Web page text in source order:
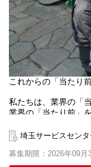
これからの「当たり
私たちは、業界の「
業界の「当たり前」
施工職においても、
メージがあるかもし
当社では、このよう
埼玉サービスセンタ
募集期限：2026年09月